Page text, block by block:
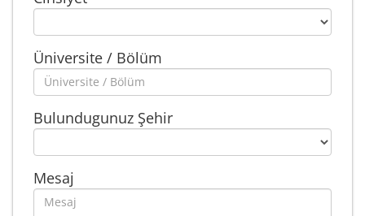
Üniversite / Bölüm
Bulundugunuz Şehir
Mesaj